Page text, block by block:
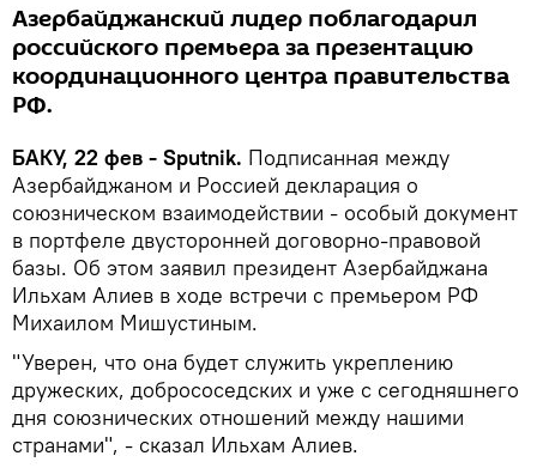
Азербайджанский лидер поблагодарил
российского премьера за презентацию
координационного центра правительства
РФ.
БАКУ, 22 фев - Sputnik. Подписанная между
Азербайджаном и Россией декларация о
союзническом взаимодействии - особый документ
в портфеле двусторонней договорно-правовой
базы. Об этом заявил президент Азербайджана
Ильхам Алиев в ходе встречи с премьером РФ
Михаилом Мишустиным.
"Уверен, что она будет служить укреплению
дружеских, добрососедских и уже с сегодняшнего
дня союзнических отношений между нашими
странами", - сказал Ильхам Алиев.